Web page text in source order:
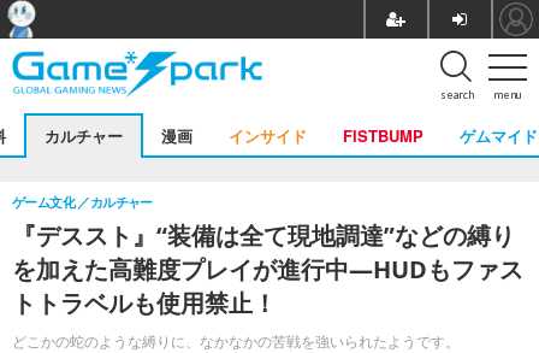
menu
search
カルチャー 漫画 インサイド FISTBUMP ゲムマイド
『デススト』“装備は全て現地調達”などの縛り
を加えた高難度プレイが進行中―HUDもファス
トトラベルも使用禁止！
どこかの蛇のような縛りに、なかなかの苦戦を強いられたようです。
ゲーム文化 カルチャー